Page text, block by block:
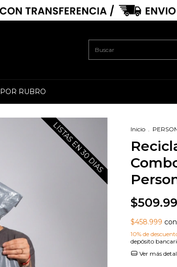
POR RUBRO
LISTAS EN 30 DIAS Inicio
$458.999
10% de
depósito
Ver más